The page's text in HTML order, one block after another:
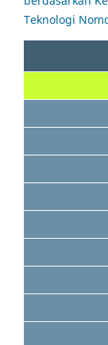
Teknologi